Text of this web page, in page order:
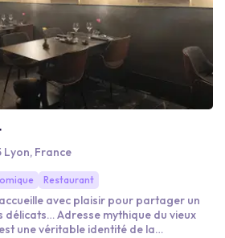
France
Restaurant
avec plaisir pour partager un
Adresse mythique du vieux
une véritable identité de la